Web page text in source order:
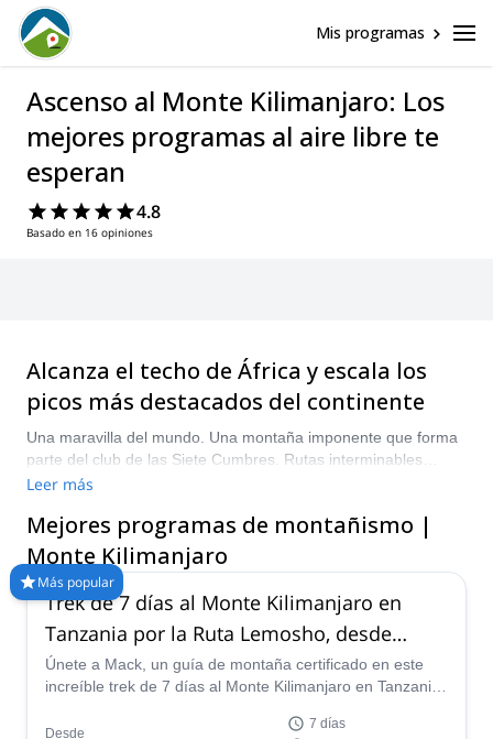
Mis programas
Ascenso al Monte Kilimanjaro: Los
mejores programas al aire libre te
esperan
4.8
Basado en 16 opiniones
Alcanza el techo de África y escala los
picos más destacados del continente
Una maravilla del mundo. Una montaña imponente que forma
parte del club de las Siete Cumbres. Rutas interminables
fluyen desde la base del Monte Kilimanjaro hasta la cima más
nivel del mar, la montaña es la más alta de Tanzania, así como
de África. Visita en los meses óptimos entre enero y marzo y
septiembre y octubre para condiciones de ascenso ideales.
Leer más
Mejores programas de montañismo |
Monte Kilimanjaro
Más popular
Trek de 7 días al Monte Kilimanjaro en
Tanzania por la Ruta Lemosho, desde
Arusha
Únete a Mack, un guía de montaña certificado en este
increíble trek de 7 días al Monte Kilimanjaro en Tanzania
Desde
7 días